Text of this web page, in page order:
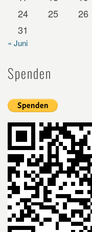
24
25 26
31
« Juni
Spenden